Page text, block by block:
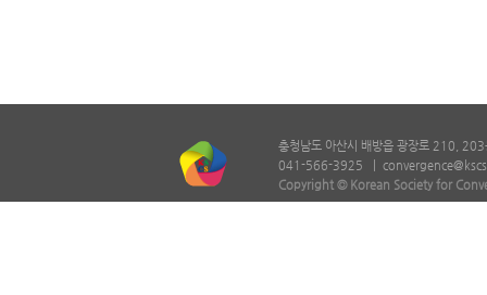
충청남도 아산시 배방읍 광장로 210,
041-566-3925 |
Copyright © Korean Society for